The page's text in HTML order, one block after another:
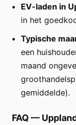
EV-laden in
in het
Typische
een
maand
gemiddelde).
FAQ —